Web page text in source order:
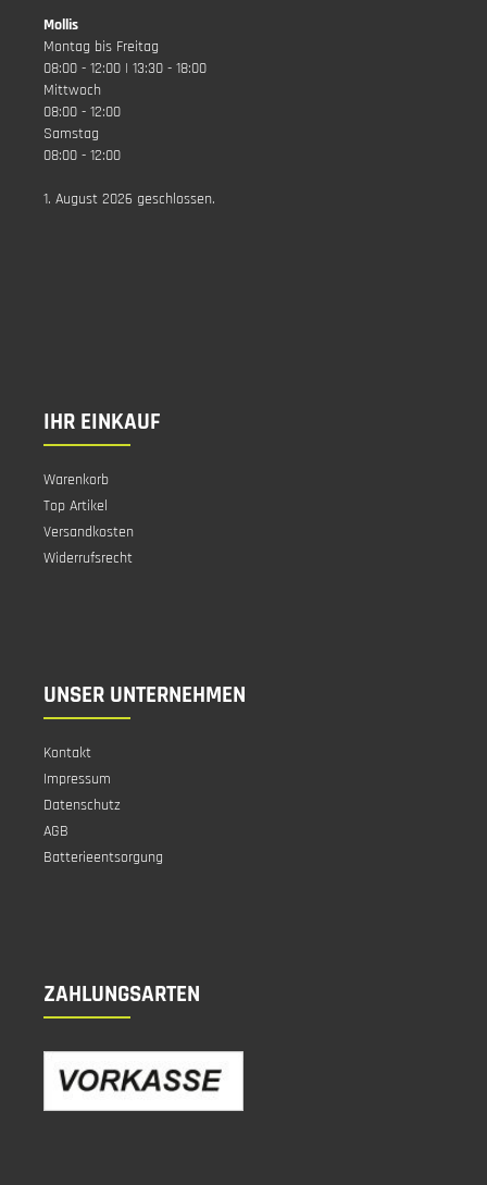
Mollis
Montag bis Freitag
08:00 - 12:00 | 13:30 - 18:00
Mittwoch
08:00 - 12:00
Samstag
08:00 - 12:00
1. August 2026 geschlossen.
IHR EINKAUF
Warenkorb
Top Artikel
Versandkosten
Widerrufsrecht
UNSER UNTERNEHMEN
Kontakt
Impressum
Datenschutz
AGB
Batterieentsorgung
ZAHLUNGSARTEN